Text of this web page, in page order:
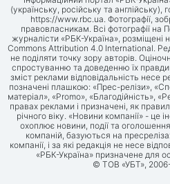
(українську, російську та англійську),
https://www.rbc.ua. Фотографії,
правовласникам. Всі фотографії на
журналісти «РБК-Україна», розміщені
Commons Attribution 4.0 International.
не поділяти точку зору авторів.
спростуванню та доведенню їх
зміст реклами відповідальність несе
позначені плашкою: «Прес-релізи»,
матеріал», «Promo», «Благодійність»,
правах реклами і призначені, як
річного віку. «Новини компанії» - це
охоплює новини, події та
компаній, базуються на
компанії, і за які редакція не несе
«РБК-Україна» призначене для
© ТОВ «УБТ»,